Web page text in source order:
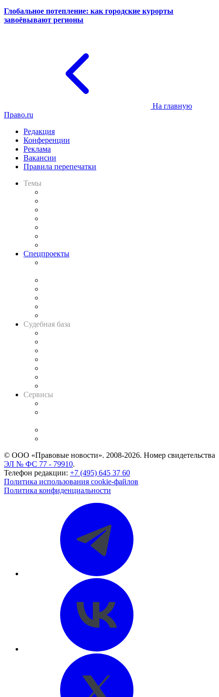
Глобальное потепление: как городские курорты
завоёвывают регионы
На главную
Право.ru
Редакция
Конференции
Реклама
Вакансии
Правила перепечатки
Темы
Спецпроекты
Судебная база
Сервисы
© ООО «Правовые новости». 2008-2026. Номер свидетельства
ЭЛ № ФС 77 - 79910.
Телефон редакции: +7 (495) 645 37 60
Политика использования cookie-файлов
Политика конфиденциальности